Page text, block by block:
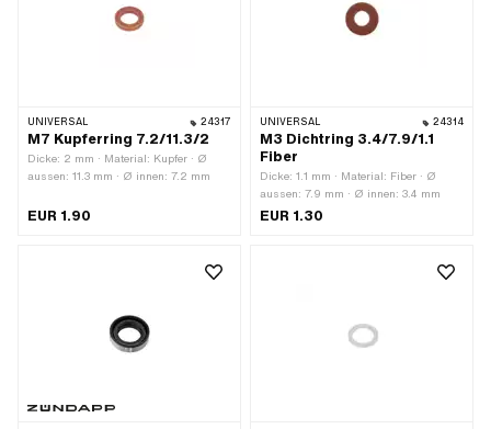
UNIVERSAL 24317
M7 Kupferring 7.2/11.3/2
Dicke: 2 mm · Material: Kupfer · Ø
aussen: 11.3 mm · Ø innen: 7.2 mm
EUR 1.90
UNIVERSAL 24314
M3 Dichtring 3.4/7.9/1.1
Fiber
Dicke: 1.1 mm · Material: Fiber · Ø
aussen: 7.9 mm · Ø innen: 3.4 mm
EUR 1.30